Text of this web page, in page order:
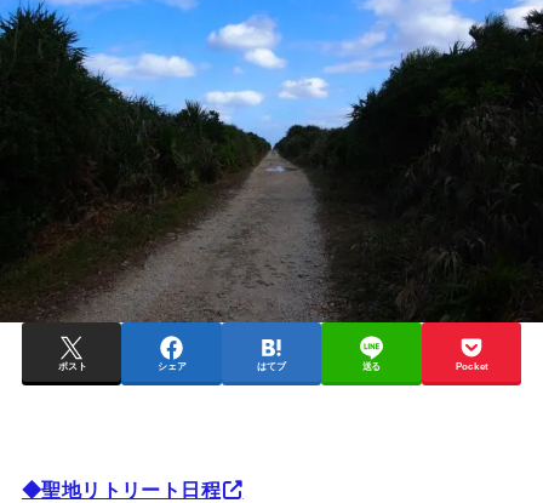
ポスト シェア はてブ 送る Pocket
◆聖地リトリート日程